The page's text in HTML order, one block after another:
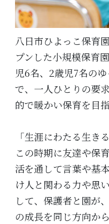
八日市ひよっこ保育
プンした小規模保育
児6名、2歳児7名の
で、一人ひとりの要
的で暖かい保育を目指
「生涯にわたる生き
この時期に友達や保
活を通して言葉や基
け人と関わる力や思
して、保護者と園が
の成長を同じ方向か